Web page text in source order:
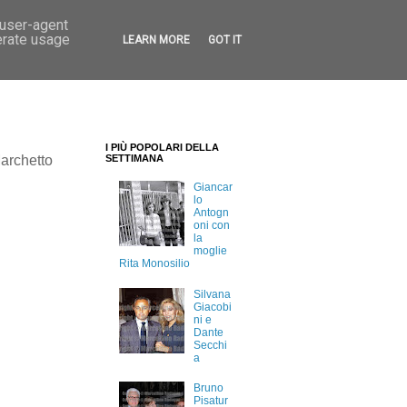
I PIÙ POPOLARI DELLA
SETTIMANA
Giancar
lo
Antogn
oni con
la
moglie
Rita Monosilio
Silvana
Giacobi
ni e
Dante
Secchi
a
Bruno
Pisatur
agent
usage
LEARN MORE GOT IT